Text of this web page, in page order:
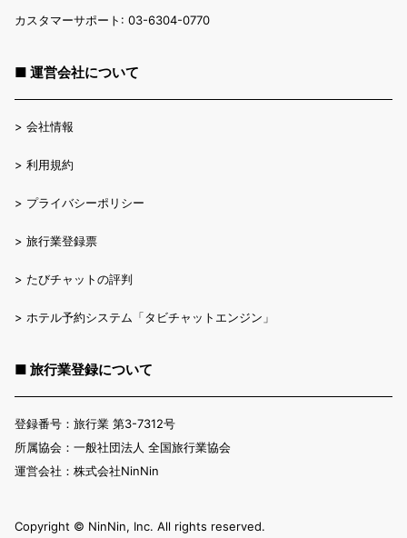
カスタマーサポート: 03-6304-0770
■ 運営会社について
> 会社情報
> 利用規約
> プライバシーポリシー
> 旅行業登録票
> たびチャットの評判
> ホテル予約システム「タビチャットエンジン」
■ 旅行業登録について
登録番号：旅行業 第3-7312号
所属協会：一般社団法人 全国旅行業協会
運営会社：株式会社NinNin
Copyright ©︎ NinNin, Inc. All rights reserved.